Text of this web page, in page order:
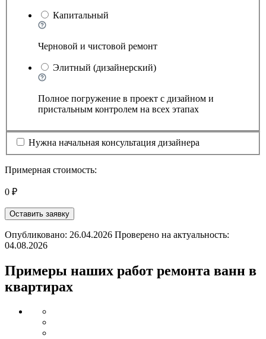
Капитальный
Черновой и чистовой ремонт
Элитный (дизайнерский)
Полное погружение в проект с дизайном и
пристальным контролем на всех этапах
Нужна начальная консультация дизайнера
Примерная стоимость:
0 ₽
Оставить заявку
Опубликовано: 26.04.2026 Проверено на актуальность:
04.08.2026
Примеры наших работ ремонта ванн в
квартирах